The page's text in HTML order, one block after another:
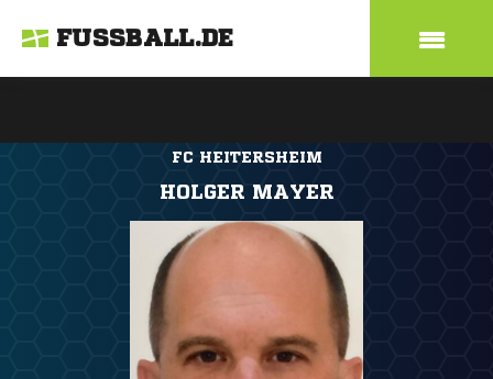
FUSSBALL.DE
FC HEITERSHEIM
HOLGER MAYER